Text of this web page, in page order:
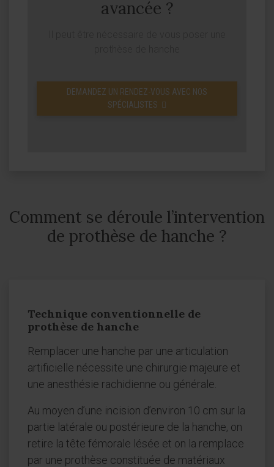
avancée ?
DEMANDEZ UN RENDEZ-VOUS AVEC NOS
SPÉCIALISTES
Comment se déroule l’intervention
de prothèse de hanche ?
Technique conventionnelle de
prothèse de hanche
Remplacer une hanche par une articulation
artificielle nécessite une chirurgie majeure et
une anesthésie rachidienne ou générale.
Au moyen d’une incision d’environ 10 cm sur la
partie latérale ou postérieure de la hanche, on
retire la tête fémorale lésée et on la remplace
par une prothèse constituée de matériaux